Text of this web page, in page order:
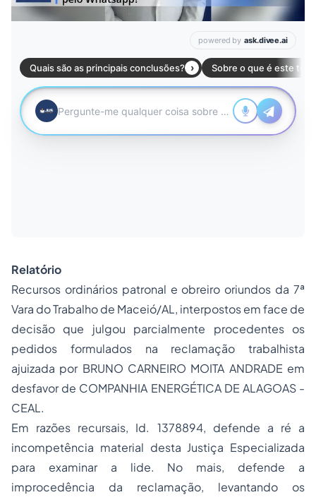
Relatório
Recursos ordinários patronal e obreiro oriundos da 7ª
Vara do Trabalho de Maceió/AL, interpostos em face de
decisão que julgou parcialmente procedentes os
pedidos formulados na reclamação trabalhista
ajuizada por BRUNO CARNEIRO MOITA ANDRADE em
desfavor de COMPANHIA ENERGÉTICA DE ALAGOAS -
CEAL.
Em razões recursais, Id. 1378894, defende a ré a
incompetência material desta Justiça Especializada
para examinar a lide. No mais, defende a
improcedência da reclamação, levantando os